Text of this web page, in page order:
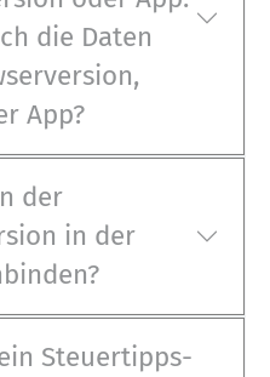
die Daten
App?
der
in der
Steuertipps-